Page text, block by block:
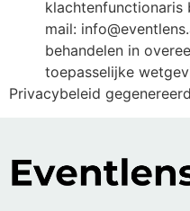
klachtenfunctionaris
mail:
behandelen in
toepasselijke
Privacybeleid